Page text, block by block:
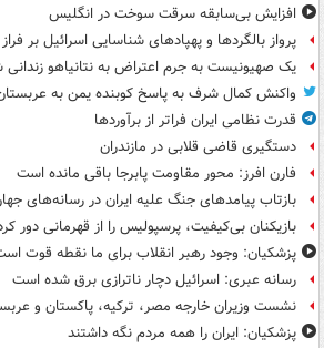
افزایش بی‌سابقه سرقت سوخت در انگلیس
پرواز بالگردها و پهپادهای شناسایی اسرائیل بر
یک صهیونیست به جرم اعتراض به نتانیاهو
واکنش کمال شرف به پاسخ کوبنده یمن به
قدرت نظامی ایران فراتر از برآوردها
دستگیری قاضی قلابی در مازندران
فارن افرز: محور مقاومت پابرجا باقی مانده است
بازتاب پیامدهای جنگ علیه ایران در رسانه‌های
بازیکنان بی‌کیفیت، پرسپولیس را از قهرمانی دور
پزشکیان: وجود رهبر انقلاب برای ما نقطه قوت
رسانه عبری: اسرائیل دچار ناترازی برق شده است
نشست وزیران خارجه مصر، ترکیه، پاکستان و
پزشکیان: ایران را همه مردم نگه داشتند